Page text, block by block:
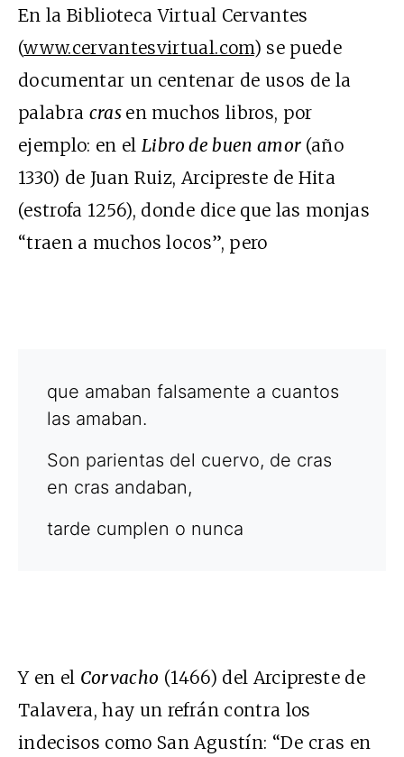
En la Biblioteca Virtual Cervantes
(www.cervantesvirtual.com) se puede
documentar un centenar de usos de la
palabra cras en muchos libros, por
ejemplo: en elLibro de buen amor (año
1330) de Juan Ruiz, Arcipreste de Hita
(estrofa 1256), donde dice que las monjas
“traen a muchos locos”, pero
que amaban falsamente a cuantos
las amaban.
Son parientas del cuervo, de cras
en cras andaban,
tarde cumplen o nunca
Y en el Corvacho (1466) del Arcipreste de
Talavera, hay un refrán contra los
indecisos como San Agustín: “De cras en